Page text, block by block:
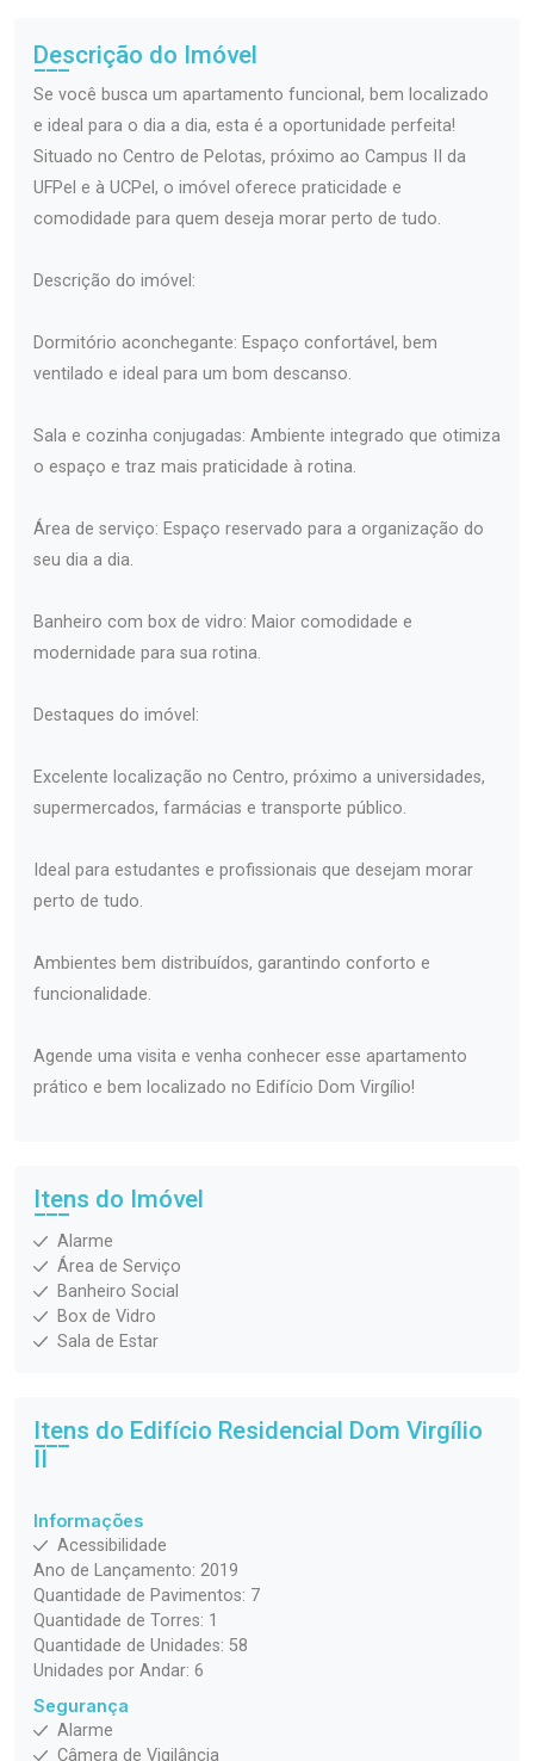
Descrição do Imóvel
Se você busca um apartamento funcional, bem localizado
e ideal para o dia a dia, esta é a oportunidade perfeita!
Situado no Centro de Pelotas, próximo ao Campus II da
UFPel e à UCPel, o imóvel oferece praticidade e
comodidade para quem deseja morar perto de tudo.
Descrição do imóvel:
Dormitório aconchegante: Espaço confortável, bem
ventilado e ideal para um bom descanso.
Sala e cozinha conjugadas: Ambiente integrado que otimiza
o espaço e traz mais praticidade à rotina.
Área de serviço: Espaço reservado para a organização do
seu dia a dia.
Banheiro com box de vidro: Maior comodidade e
modernidade para sua rotina.
Destaques do imóvel:
Excelente localização no Centro, próximo a universidades,
supermercados, farmácias e transporte público.
Ideal para estudantes e profissionais que desejam morar
perto de tudo.
Ambientes bem distribuídos, garantindo conforto e
funcionalidade.
Agende uma visita e venha conhecer esse apartamento
prático e bem localizado no Edifício Dom Virgílio!
Itens do Imóvel
Alarme
Área de Serviço
Banheiro Social
Box de Vidro
Sala de Estar
Itens do Edifício Residencial Dom Virgílio
II
Informações
Acessibilidade
Ano de Lançamento: 2019
Quantidade de Pavimentos: 7
Quantidade de Torres: 1
Quantidade de Unidades: 58
Unidades por Andar: 6
Segurança
Alarme
Câmera de Vigilância